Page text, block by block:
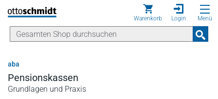
Direkt zum Inhalt
Warenkorb Login Menü
aba
Pensionskassen
Grundlagen und Praxis